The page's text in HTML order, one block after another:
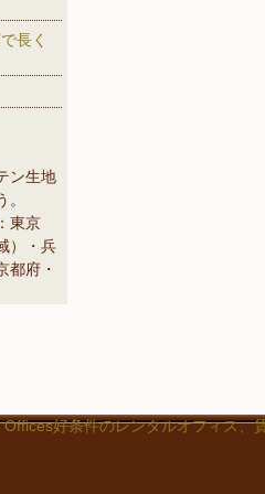
長く
ン生地
東京
）・兵
都府・
好条件のレンタルオフィス、